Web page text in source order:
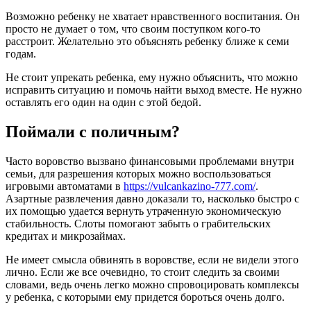
Возможно ребенку не хватает нравственного воспитания. Он
просто не думает о том, что своим поступком кого-то
расстроит. Желательно это объяснять ребенку ближе к семи
годам.
Не стоит упрекать ребенка, ему нужно объяснить, что можно
исправить ситуацию и помочь найти выход вместе. Не нужно
оставлять его один на один с этой бедой.
Поймали с поличным?
Часто воровство вызвано финансовыми проблемами внутри
семьи, для разрешения которых можно воспользоваться
игровыми автоматами в https://vulcankazino-777.com/.
Азартные развлечения давно доказали то, насколько быстро с
их помощью удается вернуть утраченную экономическую
стабильность. Слоты помогают забыть о грабительских
кредитах и микрозаймах.
Не имеет смысла обвинять в воровстве, если не видели этого
лично. Если же все очевидно, то стоит следить за своими
словами, ведь очень легко можно спровоцировать комплексы
у ребенка, с которыми ему придется бороться очень долго.